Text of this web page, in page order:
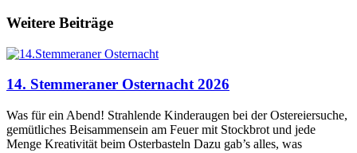
Weitere Beiträge
14. Stemmeraner Osternacht 2026
Was für ein Abend! Strahlende Kinderaugen bei der Ostereiersuche,
gemütliches Beisammensein am Feuer mit Stockbrot und jede
Menge Kreativität beim Osterbasteln Dazu gab’s alles, was